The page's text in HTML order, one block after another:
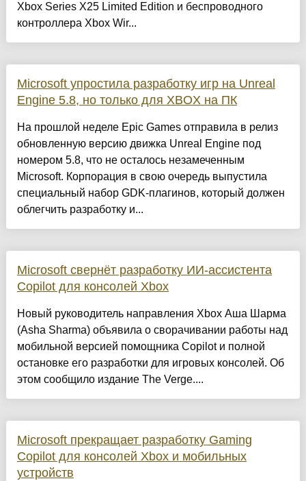
Xbox Series X25 Limited Edition и беспроводного
контроллера Xbox Wir...
Microsoft упростила разработку игр на Unreal
Engine 5.8, но только для XBOX на ПК
На прошлой неделе Epic Games отправила в релиз
обновленную версию движка Unreal Engine под
номером 5.8, что не осталось незамеченным
Microsoft. Корпорация в свою очередь выпустила
специальный набор GDK-плагинов, который должен
облегчить разработку и...
Microsoft свернёт разработку ИИ-ассистента
Copilot для консолей Xbox
Новый руководитель направления Xbox Аша Шарма
(Asha Sharma) объявила о сворачивании работы над
мобильной версией помощника Copilot и полной
остановке его разработки для игровых консолей. Об
этом сообщило издание The Verge....
Microsoft прекращает разработку Gaming
Copilot для консолей Xbox и мобильных
устройств